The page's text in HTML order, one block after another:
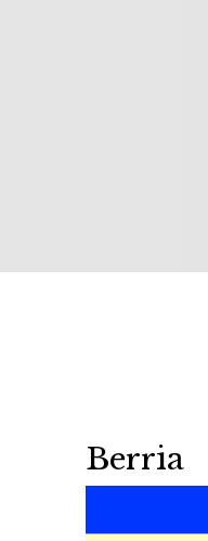
Berria